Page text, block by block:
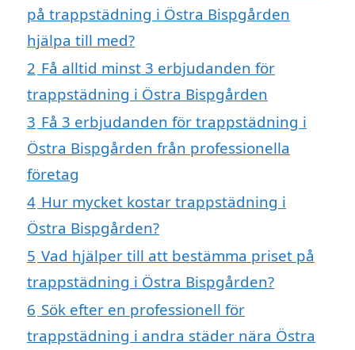
på trappstädning i Östra Bispgården
hjälpa till med?
2 Få alltid minst 3 erbjudanden för
trappstädning i Östra Bispgården
3 Få 3 erbjudanden för trappstädning i
Östra Bispgården från professionella
företag
4 Hur mycket kostar trappstädning i
Östra Bispgården?
5 Vad hjälper till att bestämma priset på
trappstädning i Östra Bispgården?
6 Sök efter en professionell för
trappstädning i andra städer nära Östra